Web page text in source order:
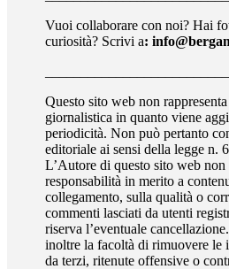
Vuoi collaborare con noi? Hai
curiosità? Scrivi a:
Questo sito web non rappresenta
giornalistica in quanto viene
periodicità. Non può pertanto
editoriale ai sensi della legge n.
L’Autore di questo sito web non
responsabilità in merito a
collegamento, sulla qualità o
commenti lasciati da utenti
riserva l’eventuale
inoltre la facoltà di rimuovere le
da terzi, ritenute offensive o